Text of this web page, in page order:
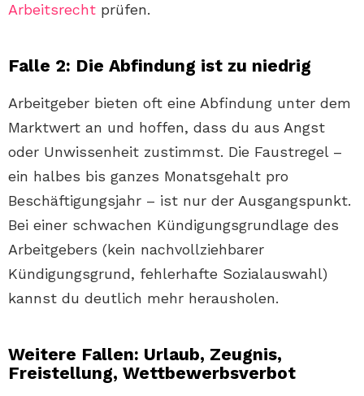
Arbeitsrecht prüfen.
Falle 2: Die Abfindung ist zu niedrig
Arbeitgeber bieten oft eine Abfindung unter dem
Marktwert an und hoffen, dass du aus Angst
oder Unwissenheit zustimmst. Die Faustregel –
ein halbes bis ganzes Monatsgehalt pro
Beschäftigungsjahr – ist nur der Ausgangspunkt.
Bei einer schwachen Kündigungsgrundlage des
Arbeitgebers (kein nachvollziehbarer
Kündigungsgrund, fehlerhafte Sozialauswahl)
kannst du deutlich mehr herausholen.
Weitere Fallen: Urlaub, Zeugnis,
Freistellung, Wettbewerbsverbot